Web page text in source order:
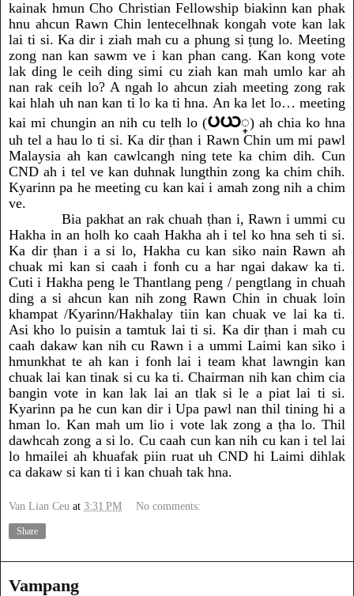
kainak hmun Cho Christian Fellowship biakinn kan phak
hnu ahcun Rawn Chin lentecelhnak kongah vote kan lak
lai ti si. Ka dir i ziah mah cu a phung si ṭung lo. Meeting
zong nan kan sawm ve i kan phan cang. Kan kong vote
lak ding le ceih ding simi cu ziah kan mah umlo kar ah
nan rak ceih lo? A ngah lo ahcun ziah meeting zong rak
kai hlah uh nan kan ti lo ka ti hna. An ka let lo… meeting
kai mi chungin an nih cu telh lo (ပယ္) ah chia ko hna
uh tel a hau lo ti si. Ka dir ṭhan i Rawn Chin um mi pawl
Malaysia ah kan cawlcangh ning tete ka chim dih. Cun
CND ah i tel ve kan duhnak lungthin zong ka chim chih.
Kyarinn pa he meeting cu kan kai i amah zong nih a chim
ve.
Bia pakhat an rak chuah ṭhan i, Rawn i ummi cu
Hakha in an holh ko caah Hakha ah i tel ko hna seh ti si.
Ka dir ṭhan i a si lo, Hakha cu kan siko nain Rawn ah
chuak mi kan si caah i fonh cu a har ngai dakaw ka ti.
Cuti i Hakha peng le Thantlang peng / pengtlang in chuah
ding a si ahcun kan nih zong Rawn Chin in chuak loin
khampat /Kyarinn/Hakhalay tiin kan chuak ve lai ka ti.
Asi kho lo puisin a tamtuk lai ti si. Ka dir ṭhan i mah cu
caah dakaw kan nih cu Rawn i a ummi Laimi kan siko i
hmunkhat te ah kan i fonh lai i team khat lawngin kan
chuak lai kan tinak si cu ka ti. Chairman nih kan chim cia
bangin vote in kan lak lai an tlak si le a piat lai ti si.
Kyarinn pa he cun kan dir i Upa pawl nan thil tining hi a
hman lo. Kan mah um lio i vote lak zong a ṭha lo. Thil
dawhcah zong a si lo. Cu caah cun kan nih cu kan i tel lai
lo hmailei ah khuafak piin ruat uh CND hi Laimi dihlak
ca dakaw si kan ti i kan chuah tak hna.
Van Lian Ceu at 3:31 PM No comments:
Share
Vampang